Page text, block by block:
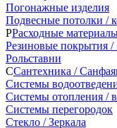
Погонажные изделия
Подвесные потолки /
РРасходные
Резиновые покрытия
Рольставни
ССантехника /
Системы
Системы отопления /
Системы перегородок
Стекло / Зеркала